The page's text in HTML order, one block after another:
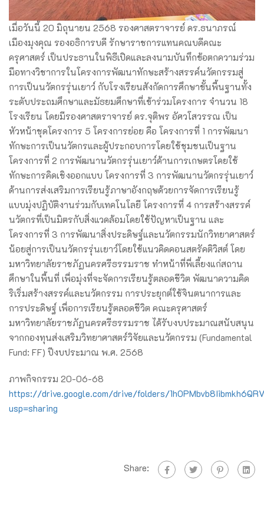
เมื่อวันนี้ 20 มิถุนายน 2568 รองศาสตราจารย์ ดร.ธนาภรณ์
เมืองมุงคุณ รองอธิการบดี รักษาราชการแทนคณบดีคณะ
ครุศาสตร์ เป็นประธานในพิธีเปิดและลงนามบันทึกข้อตกความร่วม
มือทางวิชาการในโครงการพัฒนาทักษะสร้างสรรค์นวัตกรรมสู่
การเป็นนวัตกรรุ่นเยาว์ กับโรงเรียนสังกัดการศึกษาขั้นพื้นฐานทั้ง
ระดับประถมศึกษาและมัธยมศึกษาที่เข้าร่วมโครงการ จำนวน 18
โรงเรียน โดยมีรองศาสตราจารย์ ดร.จุติพร อัศวโสวรรณ เป็น
หัวหน้าชุดโครงการ 5 โครงการย่อย คือ โครงการที่ 1 การพัฒนา
ทักษะการเป็นนวัตกรและผู้ประกอบการโดยใช้ชุมชนเป็นฐาน
โครงการที่ 2 การพัฒนานวัตกรรุ่นเยาว์ด้านการเกษตรโดยใช้
ทักษะการคิดเชิงออกแบบ โครงการที่ 3 การพัฒนานวัตกรรุ่นเยาว์
ด้านการส่งเสริมการเรียนรู้ภาษาอังกฤษด้วยการจัดการเรียนรู้
แบบมุ่งปฏิบัติงานร่วมกับเทคโนโลยี โครงการที่ 4 การสร้างสรรค์
นวัตกรที่เป็นมิตรกับสิ่งแวดล้อมโดยใช้ปัญหาเป็นฐาน และ
โครงการที่ 3 การพัฒนาสิ่งประดิษฐ์และนวัตกรรมนักวิทยาศาสตร์
น้อยสู่การเป็นนวัตกรรุ่นเยาว์โดยใช้แนวคิดคอนสตรัคติวิสต์ โดย
มหาวิทยาลัยราชภัฏนครศรีธรรมราช ทำหน้าที่พี่เลี้ยงแก่สถาน
ศึกษาในพื้นที่ เพื่อมุ่งที่จะจัดการเรียนรู้ตลอดชีวิต พัฒนาความคิด
ริเริ่มสร้างสรรค์และนวัตกรรม การประยุกต์ใช้จินตนาการและ
การประดิษฐ์ เพื่อการเรียนรู้ตลอดชีวิต คณะครุศาสตร์
มหาวิทยาลัยราชภัฏนครศรีธรรมราช ได้รับงบประมาณสนับสนุน
จากกองทุนส่งเสริมวิทยาศาสตร์วิจัยและนวัตกรรม (Fundamental
Fund: FF) ปีงบประมาณ พ.ศ. 2568
ภาพกิจกรรม 20-06-68
https://drive.google.com/drive/folders/
usp=sharing
Share: